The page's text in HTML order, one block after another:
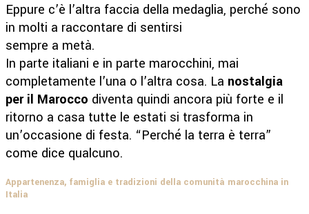
Eppure c’è l’altra faccia della medaglia, perché sono
in molti a raccontare di sentirsi
sempre a metà.
In parte italiani e in parte marocchini, mai
completamente l’una o l’altra cosa. La nostalgia
per il Marocco diventa quindi ancora più forte e il
ritorno a casa tutte le estati si trasforma in
un’occasione di festa. “Perché la terra è terra”
come dice qualcuno.
Appartenenza, famiglia e tradizioni della comunità marocchina in
Italia